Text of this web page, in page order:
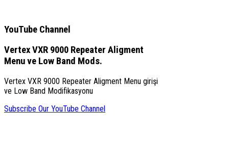
YouTube Channel
Vertex VXR 9000 Repeater Aligment
Menu ve Low Band Mods.
Vertex VXR 9000 Repeater Aligment Menu girişi
ve Low Band Modifikasyonu
Subscribe Our YouTube Channel